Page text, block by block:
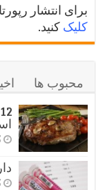
برای انتشار
کلیک کنید.
محبوب ها